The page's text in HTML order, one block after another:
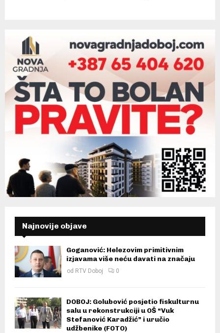
Najnovije objave
Goganović: Helezovim primitivnim
izjavama više neću davati na značaju
od RTV Doboj 0
DOBOJ: Golubović posjetio fiskulturnu
salu u rekonstrukciji u OŠ “Vuk
Stefanović Karadžić” i uručio
udžbenike (FOTO)